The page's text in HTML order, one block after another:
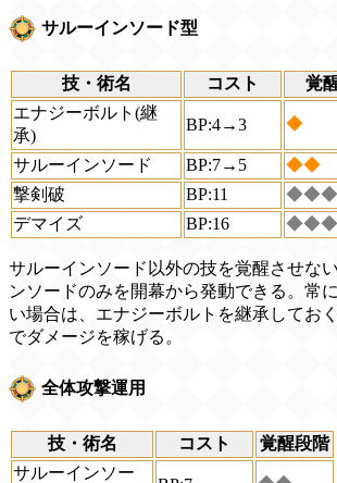
サルーインソード型
技・術名 コスト
覚
エナジーボルト(継
承)
BP:4→3 ◆
サルーインソード BP:7→5
◆◆
撃剣破
BP:11
◆◆◆
デマイズ
BP:16 ◆◆◆
サルーインソード以外の技を覚醒させな
ンソードのみを開幕から発動できる。常
い場合は、エナジーボルトを継承してお
でダメージを稼げる。
全体攻撃運用
技・術名 コスト
覚醒段階
サルーインソー